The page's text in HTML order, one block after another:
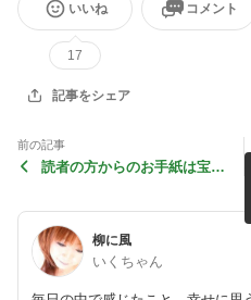
いいね
17
コメント
記事をシェア
前の記事
読者の方からのお手紙は宝物
柳に風
いくちゃん